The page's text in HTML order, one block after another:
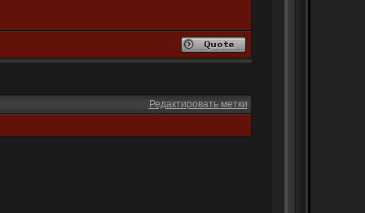
Редактировать метки